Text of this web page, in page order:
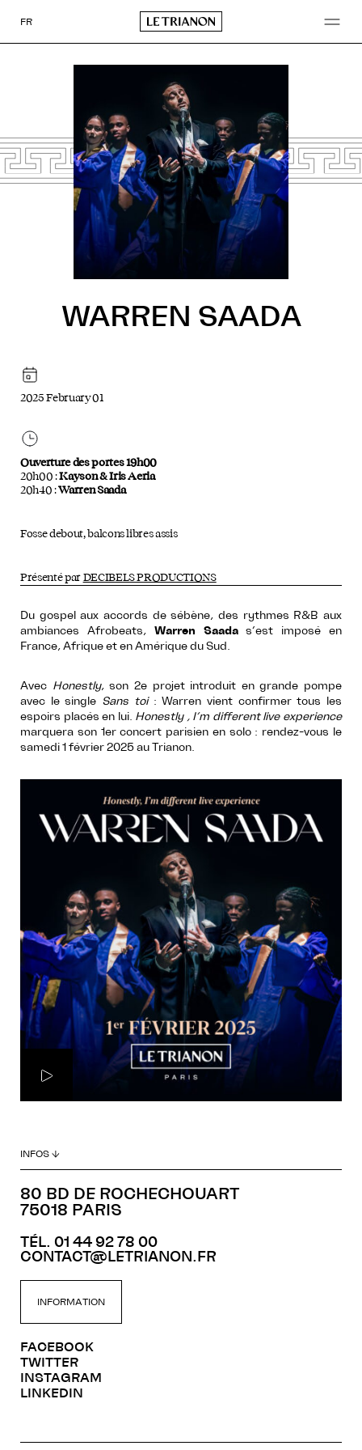
toFR
WARREN SAADA
Du gospel aux accords de sébène, des rythmes R&B aux
ambiances Afrobeats, Warren Saadas’est imposé en
France, Afrique et en Amérique du Sud.
Avec Honestly, son 2e projet introduit en grande pompe
avec le single Sans toi: Warren vient confirmer tous les
espoirs placés en lui. Honestly , I’m different live experience
marquera son 1er concert parisien en solo : rendez-vous le
samedi 1 février 2025 au Trianon.
2025 February 01
Ouverture des portes 19h00
20h00 :Kayson & Iris Aeria
20h40 : Warren Saada
Fosse debout, balcons libres assis
Présenté par DECIBELS PRODUCTIONS
INFOS ↓
80 BD DE ROCHECHOUART
75018 PARIS
TÉL. 01 44 92 78 00
CONTACT@LETRIANON.FR
INFORMATION
FACEBOOK
TWITTER
INSTAGRAM
LINKEDIN